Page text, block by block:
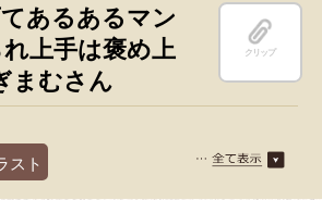
あるあるマン
上手は褒め上
まむさん
クリップ
スト